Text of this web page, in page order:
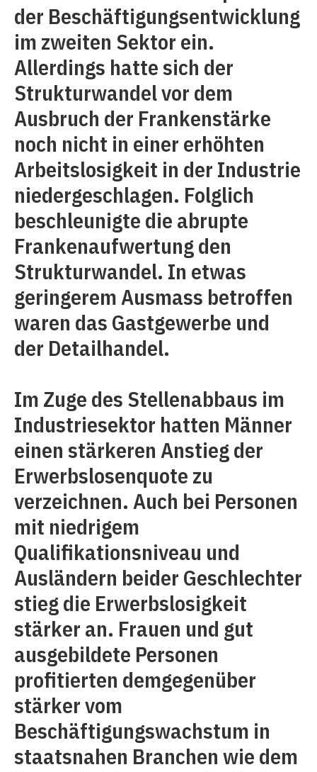
der Beschäftigungsentwicklung
im zweiten Sektor ein.
Allerdings hatte sich der
Strukturwandel vor dem
Ausbruch der Frankenstärke
noch nicht in einer erhöhten
Arbeitslosigkeit in der Industrie
niedergeschlagen. Folglich
beschleunigte die abrupte
Frankenaufwertung den
Strukturwandel. In etwas
geringerem Ausmass betroffen
waren das Gastgewerbe und
der Detailhandel.
Im Zuge des Stellenabbaus im
Industriesektor hatten Männer
einen stärkeren Anstieg der
Erwerbslosenquote zu
verzeichnen. Auch bei Personen
mit niedrigem
Qualifikationsniveau und
Ausländern beider Geschlechter
stieg die Erwerbslosigkeit
stärker an. Frauen und gut
ausgebildete Personen
profitierten demgegenüber
stärker vom
Beschäftigungswachstum in
staatsnahen Branchen wie dem